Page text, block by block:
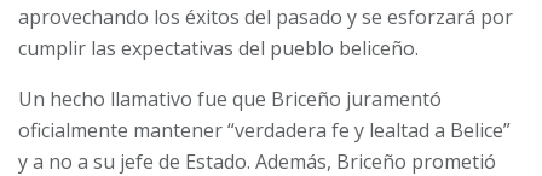
aprovechando los éxitos del pasado y se esforzará por
cumplir las expectativas del pueblo beliceño.
Un hecho llamativo fue que Briceño juramentó
oficialmente mantener “verdadera fe y lealtad a Belice”
y a no a su jefe de Estado. Además, Briceño prometió